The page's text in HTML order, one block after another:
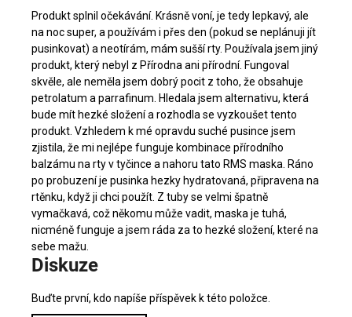
h
o
d
n
o
c
e
n
í
Produkt splnil očekávání. Krásně voní, je tedy lepkavý, ale
na noc super, a používám i přes den (pokud se neplánuji jít
pusinkovat) a neotírám, mám sušší rty. Používala jsem jiný
produkt, který nebyl z Přírodna ani přírodní. Fungoval
skvěle, ale neměla jsem dobrý pocit z toho, že obsahuje
petrolatum a parrafinum. Hledala jsem alternativu, která
bude mít hezké složení a rozhodla se vyzkoušet tento
produkt. Vzhledem k mé opravdu suché pusince jsem
zjistila, že mi nejlépe funguje kombinace přírodního
balzámu na rty v tyčince a nahoru tato RMS maska. Ráno
po probuzení je pusinka hezky hydratovaná, připravena na
rtěnku, když ji chci použít. Z tuby se velmi špatně
vymačkavá, což někomu může vadit, maska je tuhá,
nicméně funguje a jsem ráda za to hezké složení, které na
sebe mažu.
Diskuze
Buďte první, kdo napíše příspěvek k této položce.